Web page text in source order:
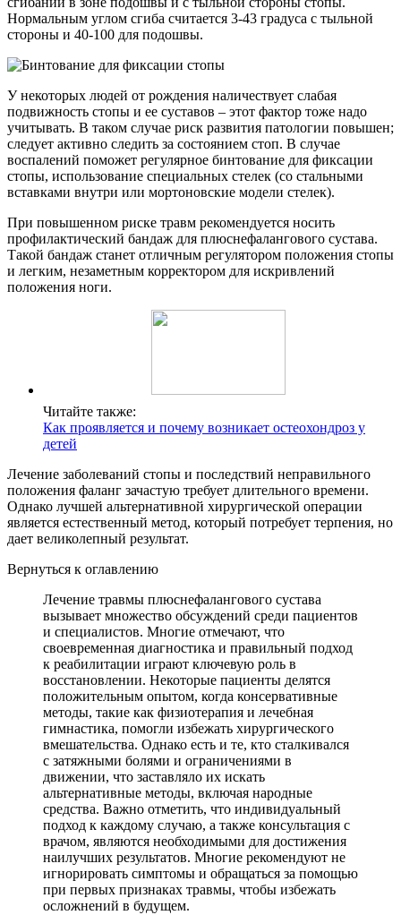
Нормальным углом сгиба считается 3-43 градуса с тыльной
стороны и 40-100 для подошвы.
У некоторых людей от рождения наличествует слабая
подвижность стопы и ее суставов – этот фактор тоже надо
учитывать. В таком случае риск развития патологии повышен;
следует активно следить за состоянием стоп. В случае
воспалений поможет регулярное бинтование для фиксации
стопы, использование специальных стелек (со стальными
вставками внутри или мортоновские модели стелек).
При повышенном риске травм рекомендуется носить
профилактический бандаж для плюснефалангового сустава.
Такой бандаж станет отличным регулятором положения стопы
и легким, незаметным корректором для искривлений
положения ноги.
Читайте также:
Как проявляется и почему возникает остеохондроз у
детей
Лечение заболеваний стопы и последствий неправильного
положения фаланг зачастую требует длительного времени.
Однако лучшей альтернативной хирургической операции
является естественный метод, который потребует терпения, но
дает великолепный результат.
Вернуться к оглавлению
Лечение травмы плюснефалангового сустава
вызывает множество обсуждений среди пациентов
и специалистов. Многие отмечают, что
своевременная диагностика и правильный подход
к реабилитации играют ключевую роль в
восстановлении. Некоторые пациенты делятся
положительным опытом, когда консервативные
методы, такие как физиотерапия и лечебная
гимнастика, помогли избежать хирургического
вмешательства. Однако есть и те, кто сталкивался
с затяжными болями и ограничениями в
движении, что заставляло их искать
альтернативные методы, включая народные
средства. Важно отметить, что индивидуальный
подход к каждому случаю, а также консультация с
врачом, являются необходимыми для достижения
наилучших результатов. Многие рекомендуют не
игнорировать симптомы и обращаться за помощью
при первых признаках травмы, чтобы избежать
осложнений в будущем.